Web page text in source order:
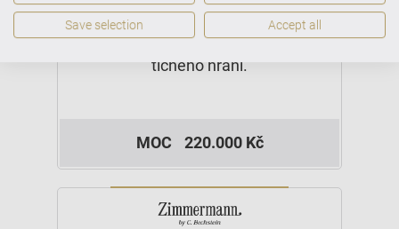
Nejmenší pianino z řady Studio s
digitálním systémem VARIO a funkcí
tichého hraní.
MOC 220.000 Kč
Save selection Accept all